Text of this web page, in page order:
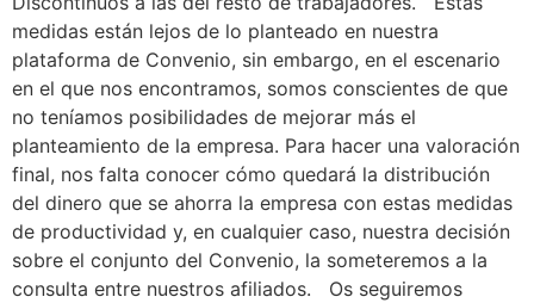
medidas están lejos de lo planteado en nuestra
plataforma de Convenio, sin embargo, en el escenario
en el que nos encontramos, somos conscientes de que
no teníamos posibilidades de mejorar más el
planteamiento de la empresa. Para hacer una valoración
final, nos falta conocer cómo quedará la distribución
del dinero que se ahorra la empresa con estas medidas
de productividad y, en cualquier caso, nuestra decisión
sobre el conjunto del Convenio, la someteremos a la
consulta entre nuestros afiliados. Os seguiremos